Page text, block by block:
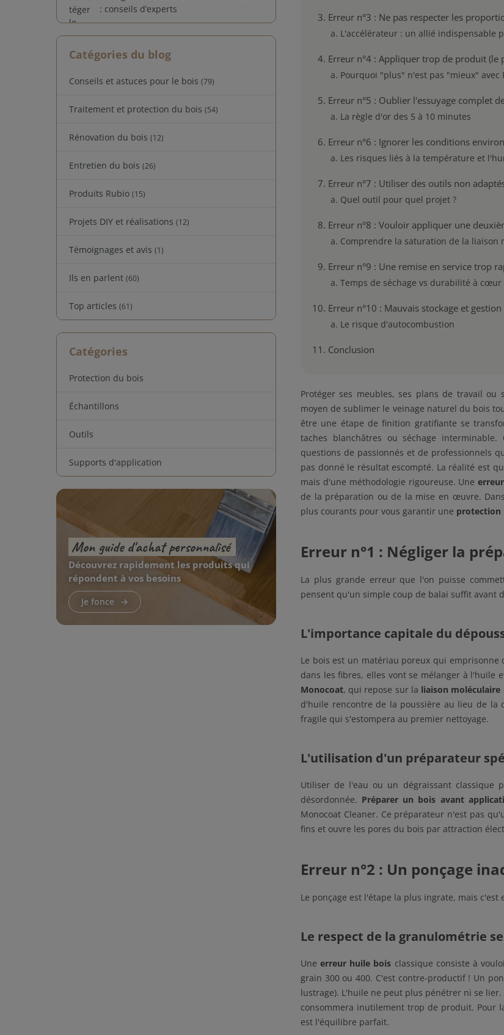
: conseils d’experts
Catégories du blog
Conseils et astuces pour le bois (79)
Traitement et protection du bois (54)
Rénovation du bois (12)
Entretien du bois (26)
Produits Rubio (15)
Projets DIY et réalisations (12)
Témoignages et avis (1)
Ils en parlent (60)
Top articles (61)
Catégories
Protection du bois
Échantillons
Outils
Supports d'application
Mon guide d'achat personnalisé
Découvrez rapidement les produits qui
répondent à vos besoins
Je fonce
Erreur n°3 : Ne pas respecter les
L'accélérateur : un allié indispensable
Erreur n°4 : Appliquer trop de produit (le
Pourquoi "plus" n'est pas "mieux" avec
Erreur n°5 : Oublier l'essuyage complet
La règle d'or des 5 à 10 minutes
Erreur n°6 : Ignorer les conditions
Les risques liés à la température et
Erreur n°7 : Utiliser des outils non
Quel outil pour quel projet ?
Erreur n°8 : Vouloir appliquer une
Comprendre la saturation de la liaison
Erreur n°9 : Une remise en service trop
Temps de séchage vs durabilité à cœur
Erreur n°10 : Mauvais stockage et
Le risque d'autocombustion
Conclusion
Protéger ses meubles, ses plans de travail
moyen de sublimer le veinage naturel du bois
être une étape de finition gratifiante se
taches blanchâtres ou séchage interminable.
questions de passionnés et de professionnels
pas donné le résultat escompté. La réalité est
mais d'une méthodologie rigoureuse. Une
de la préparation ou de la mise en œuvre.
plus courants pour vous garantir une protection
Erreur n°1 : Négliger la
La plus grande erreur que l'on puisse
pensent qu'un simple coup de balai suffit avant
L'importance capitale du
Le bois est un matériau poreux qui
dans les fibres, elles vont se mélanger à l'huile
Monocoat, qui repose sur la liaison moléculaire
d'huile rencontre de la poussière au lieu de la
fragile qui s'estompera au premier nettoyage.
L'utilisation d'un préparateur
Utiliser de l'eau ou un dégraissant
désordonnée. Préparer un bois avant
Monocoat Cleaner. Ce préparateur n'est pas
fins et ouvre les pores du bois par attraction
Erreur n°2 : Un ponçage
Le ponçage est l'étape la plus ingrate, mais
Le respect de la granulométrie
Uneerreur huile bois classique consiste à
grain 300 ou 400. C'est contre-productif ! Un
lustrage). L'huile ne peut plus pénétrer ni se
consommera inutilement trop de produit. Pour
est l'équilibre parfait.